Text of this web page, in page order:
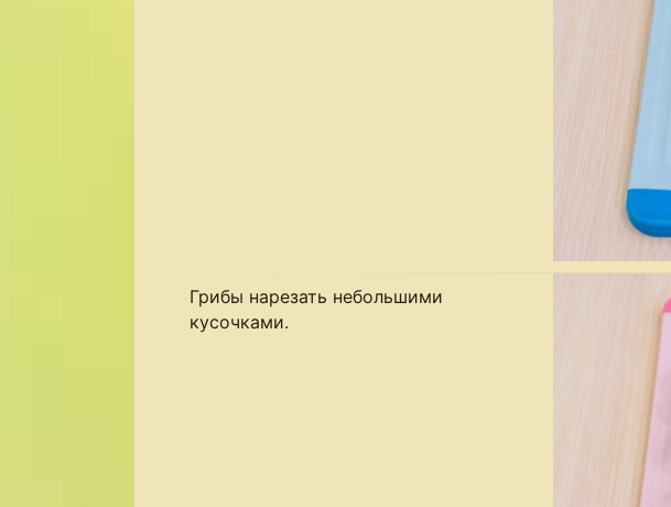
Грибы нарезать небольшими
кусочками.